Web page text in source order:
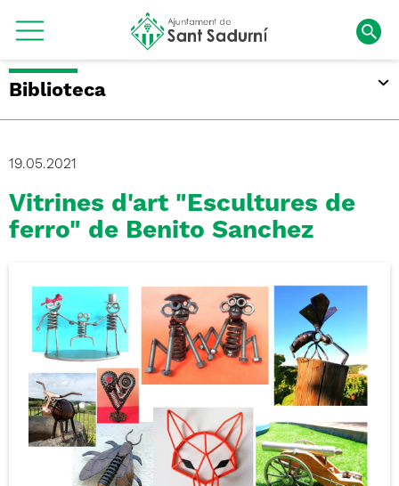
Biblioteca
19.05.2021
Vitrines d'art "Escultures de
ferro" de Benito Sanchez